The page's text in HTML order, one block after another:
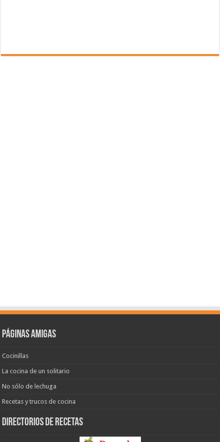
Páginas amigas
Cocinillas
La cocina de un solitario
No sólo de lechuga
Recetas y trucos de cocina
Directorios de recetas